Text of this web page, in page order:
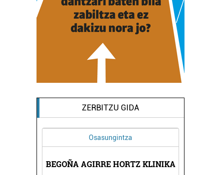
ZERBITZU GIDA
Osasungintza
BEGOÑA AGIRRE HORTZ KLINIKA